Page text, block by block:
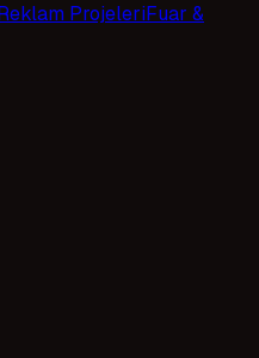
ProjeleriFuar &